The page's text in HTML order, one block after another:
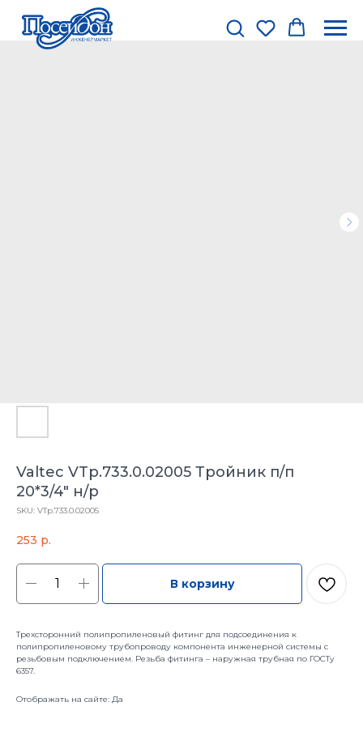
Valtec VTp.733.0.02005 Тройник п/п
20*3/4" н/р
SKU: VTp.733.0.02005
253 р.
В корзину
Трехсторонний полипропиленовый фитинг для подсоединения к
полипропиленовому трубопроводу компонента инженерной системы с
резьбовым подключением. Резьба фитинга – наружная трубная по ГОСТу
6357.
Отображать на сайте: Да